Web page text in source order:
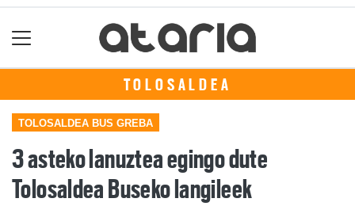
TOLOSALDEA
TOLOSALDEA BUS GREBA
3 asteko lanuztea egingo dute
Tolosaldea Buseko langileek